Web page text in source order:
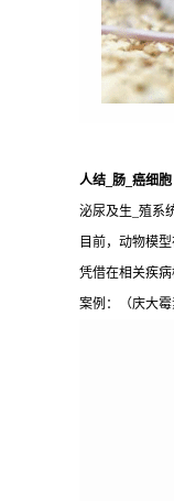
人结_肠_癌细
泌尿及生_殖系
目前，动物模
凭借在相关疾
案例：（庆大